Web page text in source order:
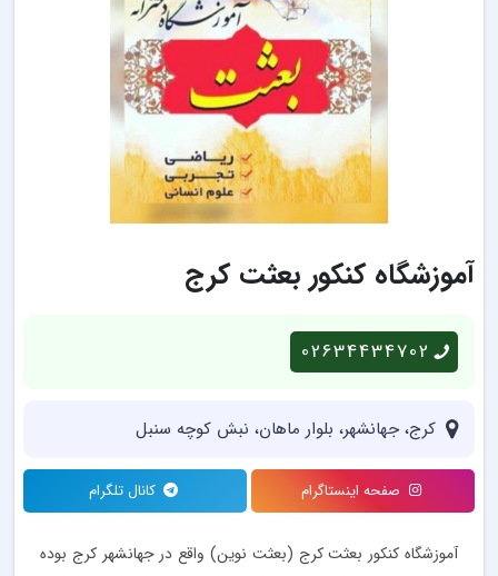
آموزشگاه کنکور بعثت کرج
02634434702
کرج، جهانشهر، بلوار ماهان، نبش کوچه سنبل
صفحه اینستاگرام کانال تلگرام
آموزشگاه کنکور بعثت کرج (بعثت نوین) واقع در جهانشهر کرج بوده